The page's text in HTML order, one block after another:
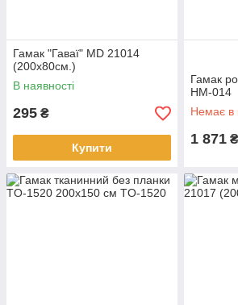
Гамак "Гаваї" MD 21014
(200х80см.)
В наявності
295 ₴
Купити
Гамак
HM-014
Немає в
1 871 ₴